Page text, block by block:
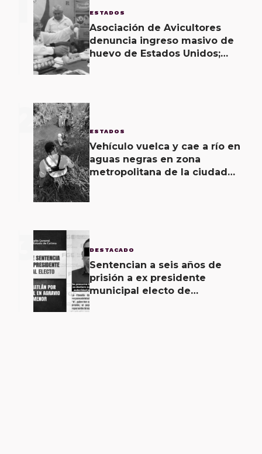
ESTADOS
Asociación de Avicultores
denuncia ingreso masivo de
huevo de Estados Unidos;
2 ESTADOS
Vehículo vuelca y cae a río en
aguas negras en zona
metropolitana de la ciudad
3 DESTACADO
Sentencian a seis años de
prisión a ex presidente
municipal electo de